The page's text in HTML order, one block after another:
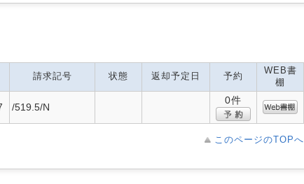
請求記号 状態 返却予定日 予約
WEB書
棚
/519.5/N
0件
このページのTOPへ